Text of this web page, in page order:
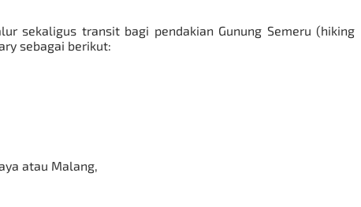
sekaligus transit bagi pendakian Gunung Semeru (hiking
sebagai berikut:
atau Malang,